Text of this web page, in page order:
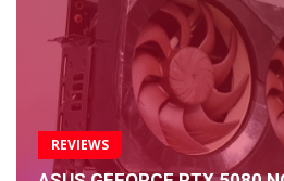
REVIEWS